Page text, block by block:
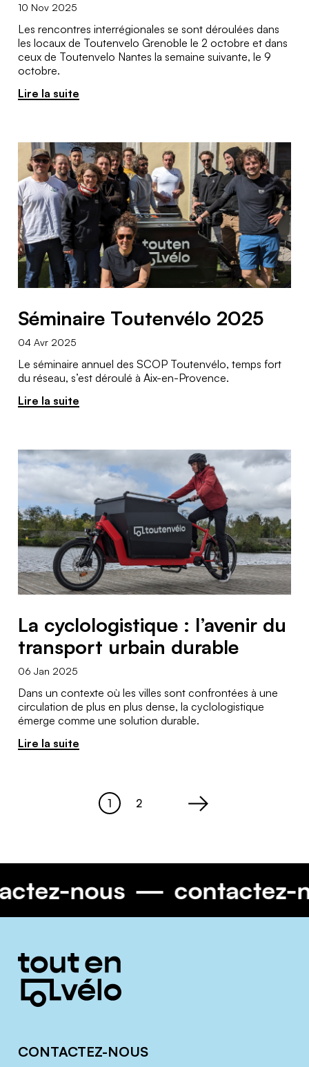
10 Nov 2025
Les rencontres interrégionales se sont déroulées dans
les locaux de Toutenvelo Grenoble le 2 octobre et dans
ceux de Toutenvelo Nantes la semaine suivante, le 9
octobre.
Lire la suite
Séminaire Toutenvélo 2025
04 Avr 2025
Le séminaire annuel des SCOP Toutenvélo, temps fort
du réseau, s’est déroulé à Aix-en-Provence.
Lire la suite
La cyclologistique : l’avenir du
transport urbain durable
06 Jan 2025
Dans un contexte où les villes sont confrontées à une
circulation de plus en plus dense, la cyclologistique
émerge comme une solution durable.
Lire la suite
Page
1 Page
2
nous
Informations
complémentaires
CONTACTEZ-NOUS